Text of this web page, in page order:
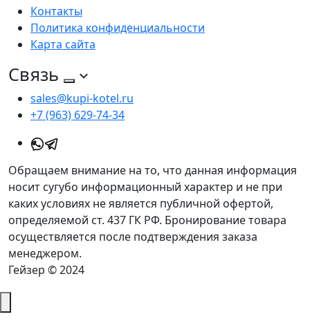
Контакты
Политика конфиденциальности
Карта сайта
Связь
sales@kupi-kotel.ru
+7 (963) 629-74-34
Обращаем внимание на то, что данная информация
носит сугубо информационный характер и не при
каких условиях не является публичной офертой,
определяемой ст. 437 ГК РФ. Бронирование товара
осуществляется после подтверждения заказа
менеджером.
Гейзер © 2024